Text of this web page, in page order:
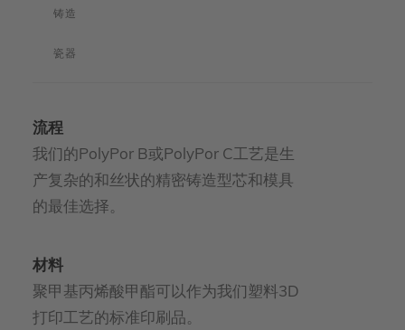
铸造
瓷器
流程
我们的PolyPor B或PolyPor C工艺是生
产复杂的和丝状的精密铸造型芯和模具
的最佳选择。
材料
聚甲基丙烯酸甲酯可以作为我们塑料3D
打印工艺的标准印刷品。